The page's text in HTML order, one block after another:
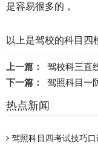
是容易很多的，
以上是驾校的科目四
上一篇：
驾校科三直
下一篇：
驾照科目一
热点新闻
驾照科目四考试技巧